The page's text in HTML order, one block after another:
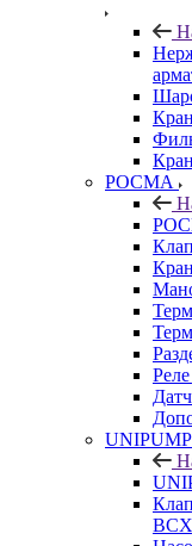
РОСМА
UNIPUMP